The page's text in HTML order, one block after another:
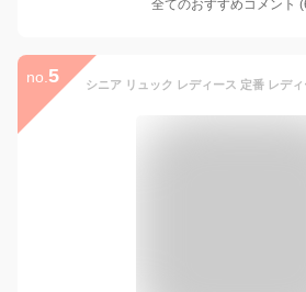
全てのおすすめコメント (
no. 5